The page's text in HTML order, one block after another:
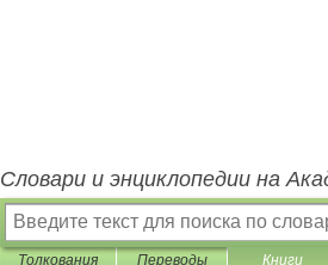
Словари и энциклопедии на
Толкования Переводы Книги